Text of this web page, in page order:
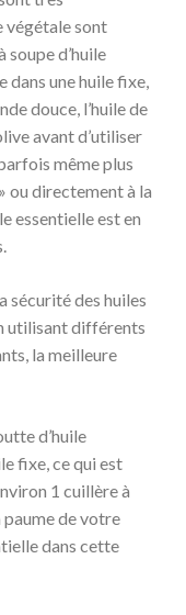
végétale sont
d’huile
dans une huile fixe,
douce, l’huile de
avant d’utiliser
même plus
ou directement à la
essentielle est en
sécurité des huiles
utilisant différents
la meilleure
d’huile
fixe, ce qui est
1 cuillère à
paume de votre
dans cette